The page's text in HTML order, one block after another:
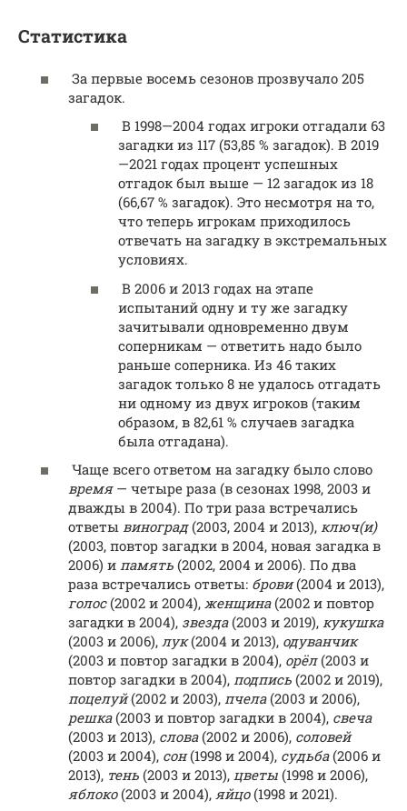
Статистика
За первые восемь сезонов прозвучало 205
загадок.
В 1998—2004 годах игроки отгадали 63
загадки из 117 (53,85 % загадок). В 2019
—2021 годах процент успешных
отгадок был выше — 12 загадок из 18
(66,67 % загадок). Это несмотря на то,
что теперь игрокам приходилось
отвечать на загадку в экстремальных
условиях.
В 2006 и 2013 годах на этапе
испытаний одну и ту же загадку
зачитывали одновременно двум
соперникам — ответить надо было
раньше соперника. Из 46 таких
загадок только 8 не удалось отгадать
ни одному из двух игроков (таким
образом, в 82,61 % случаев загадка
была отгадана).
Чаще всего ответом на загадку было слово
время— четыре раза (в сезонах 1998, 2003 и
дважды в 2004). По три раза встречались
ответы виноград(2003, 2004 и 2013), ключ(и)
(2003, повтор загадки в 2004, новая загадка в
2006) и память (2002, 2004 и 2006). По два
раза встречались ответы: брови(2004 и 2013),
голос(2002 и 2004), женщина(2002 и повтор
загадки в 2004), звезда(2003 и 2019), кукушка
(2003 и 2006), лук(2004 и 2013), одуванчик
(2003 и повтор загадки в 2004), орёл(2003 и
повтор загадки в 2004), подпись (2002 и 2019),
поцелуй(2002 и 2003), пчела(2003 и 2006),
решка(2003 и повтор загадки в 2004), свеча
(2003 и 2013), слова(2002 и 2006), соловей
(2003 и 2004), сон(1998 и 2004), судьба(2006 и
2013), тень (2003 и 2013), цветы (1998 и 2006),
яблоко(2003 и 2004), яйцо(1998 и 2021).